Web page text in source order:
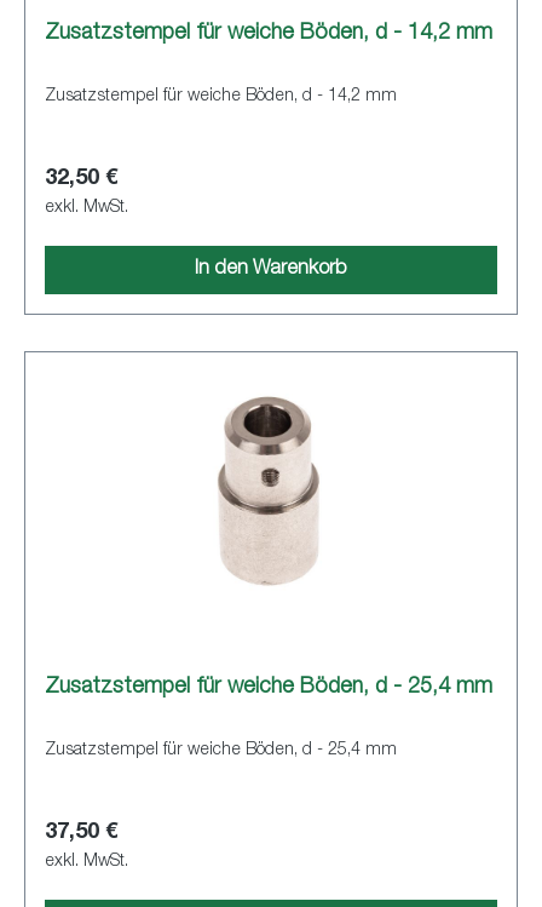
Zusatzstempel für weiche Böden, d - 14,2 mm
Zusatzstempel für weiche Böden, d - 14,2 mm
32,50 €
exkl. MwSt.
In den Warenkorb
Zusatzstempel für weiche Böden, d - 25,4 mm
Zusatzstempel für weiche Böden, d - 25,4 mm
37,50 €
exkl. MwSt.